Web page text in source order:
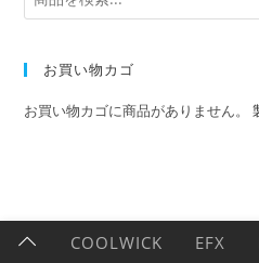
お買い物カゴ
お買い物カゴに商品がありません。
COOLWICK EFX